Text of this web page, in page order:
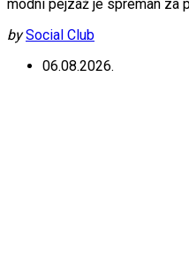
modni pejzaž je spreman za
by Social Club
06.08.2026.